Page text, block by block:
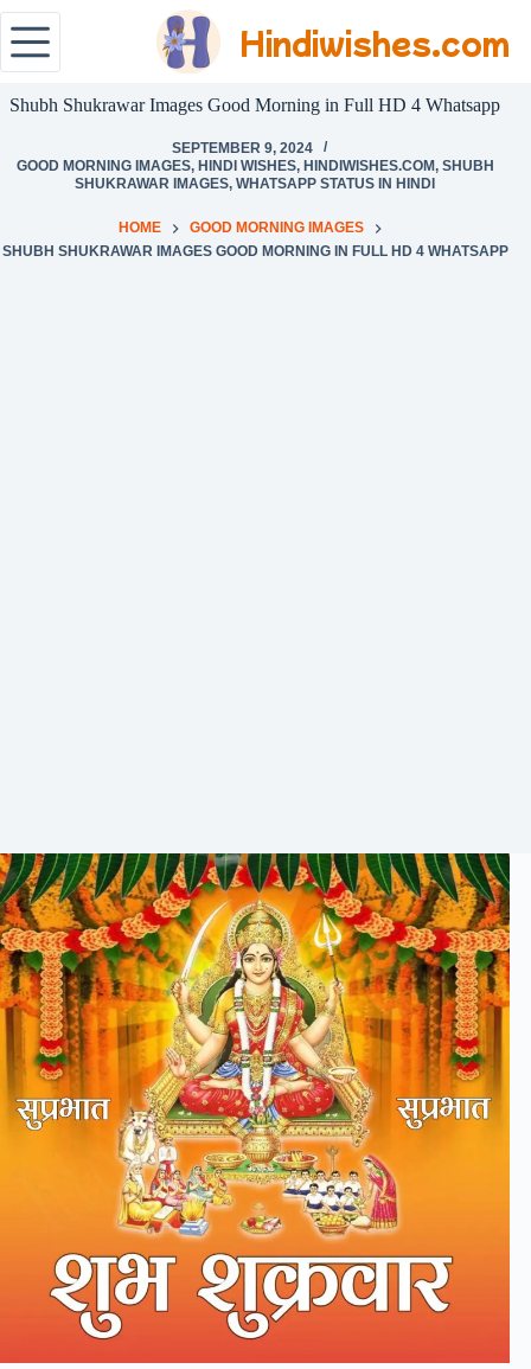
Hindiwishes.com
Shubh Shukrawar Images Good Morning in Full HD 4 Whatsapp
SEPTEMBER 9, 2024
GOOD MORNING IMAGES, HINDI WISHES, HINDIWISHES.COM, SHUBH
SHUKRAWAR IMAGES,WHATSAPP STATUS IN HINDI
HOME
GOOD MORNING IMAGES
SHUBH SHUKRAWAR IMAGES GOOD MORNING IN FULL HD 4 WHATSAPP